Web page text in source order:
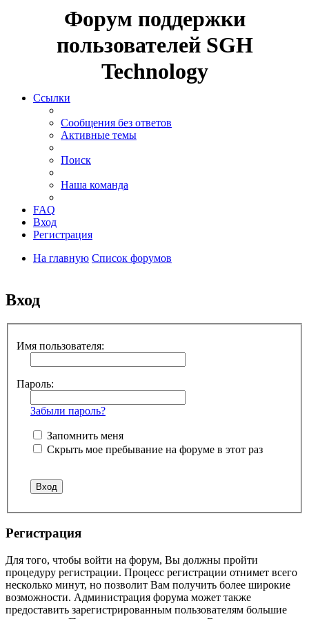
Форум поддержки
пользователей SGH
Technology
Ссылки
Сообщения без ответов
Активные темы
Поиск
Наша команда
FAQ
Вход
Регистрация
На главную Список форумов
Вход
Имя пользователя:
Пароль:
Забыли пароль?
Запомнить меня
Скрыть мое пребывание на форуме в этот раз
Регистрация
Для того, чтобы войти на форум, Вы должны пройти
процедуру регистрации. Процесс регистрации отнимет всего
несколько минут, но позволит Вам получить более широкие
возможности. Администрация форума может также
предоставить зарегистрированным пользователям большие